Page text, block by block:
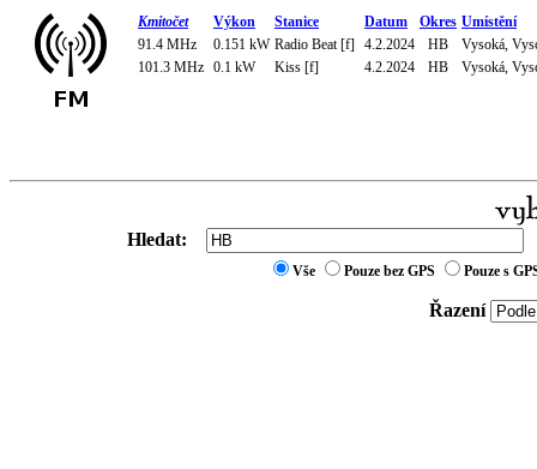
Kmitočet Výkon Stanice Datum Okres Umístění
91.4 MHz
0.151 kW Radio Beat [f] 4.2.2024 HB
Vysoká,
101.3 MHz 0.1 kW Kiss [f] 4.2.2024 HB Vysoká,
Hledat:
Vše Pouze bez GPS Pouze s
Řazení